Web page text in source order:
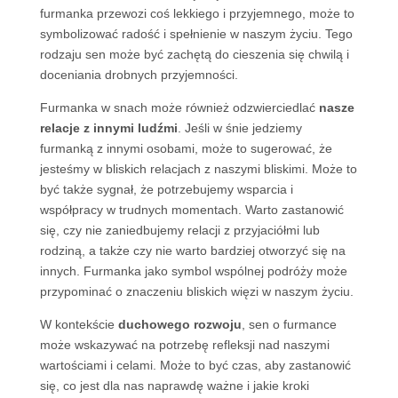
furmanka przewozi coś lekkiego i przyjemnego, może to
symbolizować radość i spełnienie w naszym życiu. Tego
rodzaju sen może być zachętą do cieszenia się chwilą i
doceniania drobnych przyjemności.
Furmanka w snach może również odzwierciedlać nasze
relacje z innymi ludźmi . Jeśli w śnie jedziemy
furmanką z innymi osobami, może to sugerować, że
jesteśmy w bliskich relacjach z naszymi bliskimi. Może to
być także sygnał, że potrzebujemy wsparcia i
współpracy w trudnych momentach. Warto zastanowić
się, czy nie zaniedbujemy relacji z przyjaciółmi lub
rodziną, a także czy nie warto bardziej otworzyć się na
innych. Furmanka jako symbol wspólnej podróży może
przypominać o znaczeniu bliskich więzi w naszym życiu.
W kontekście duchowego rozwoju , sen o furmance
może wskazywać na potrzebę refleksji nad naszymi
wartościami i celami. Może to być czas, aby zastanowić
się, co jest dla nas naprawdę ważne i jakie kroki